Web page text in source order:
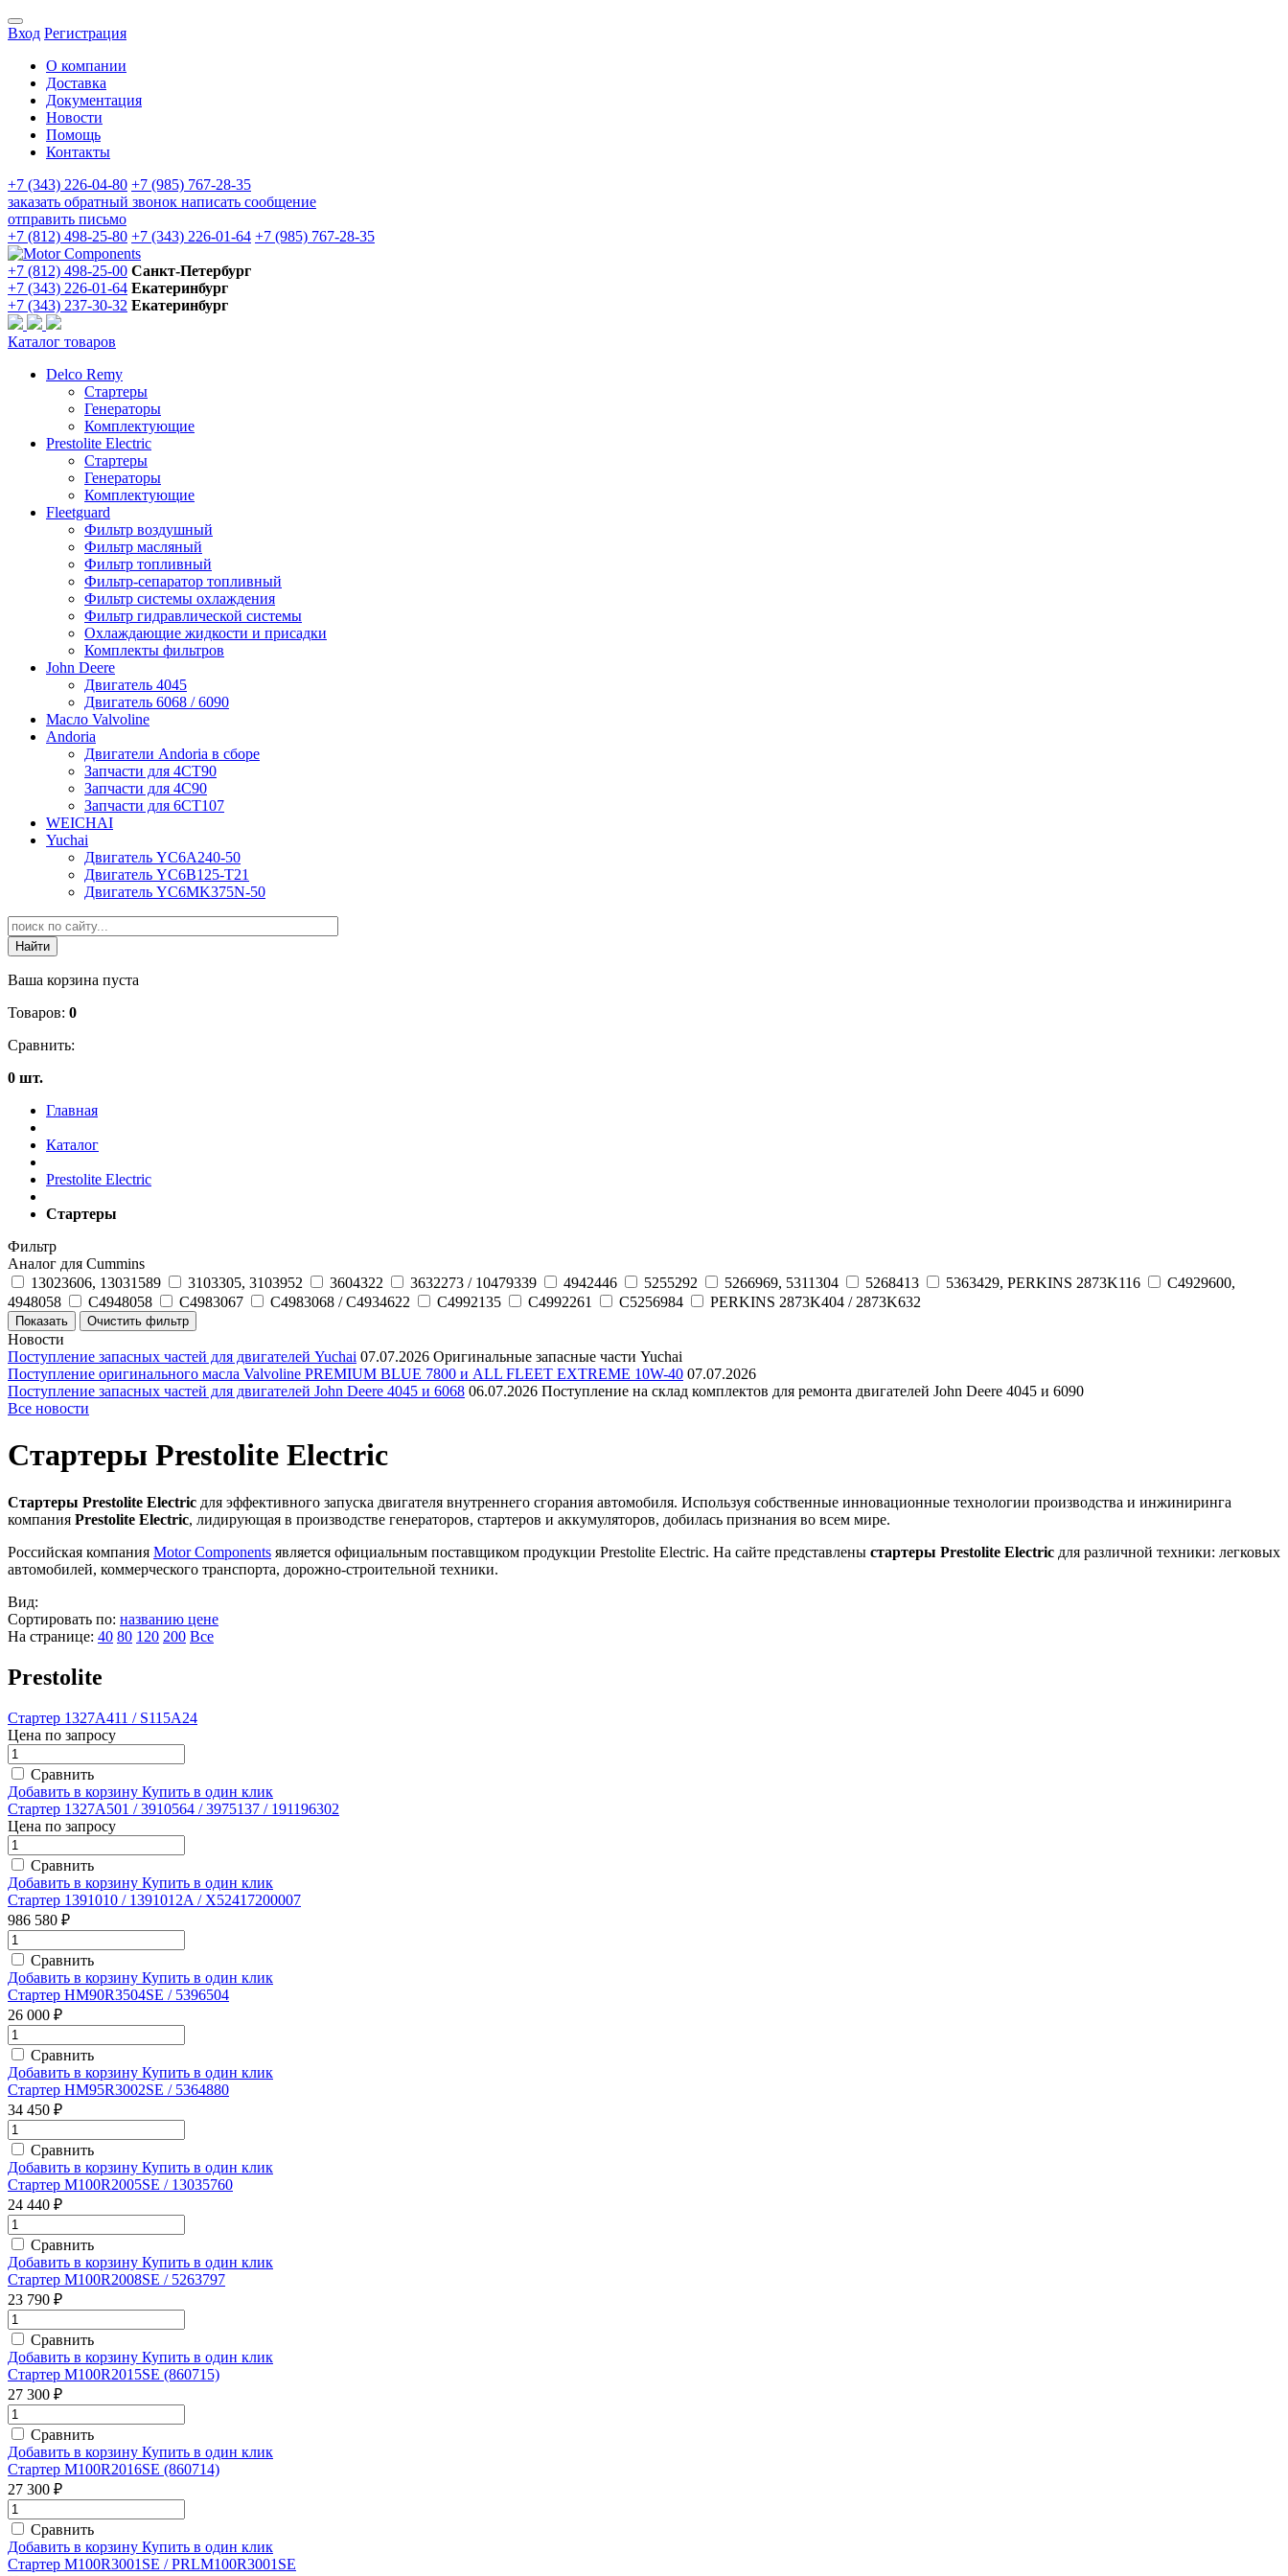
Вход Регистрация
О компании
Доставка
Документация
Новости
Помощь
Контакты
+7 (343) 226-04-80 +7 (985) 767-28-35
заказать обратный звонок написать сообщение
отправить письмо
+7 (812) 498-25-80 +7 (343) 226-01-64 +7 (985) 767-28-35
+7 (812) 498-25-00 Санкт-Петербург
+7 (343) 226-01-64 Екатеринбург
+7 (343) 237-30-32 Екатеринбург
Каталог товаров
Delco Remy
Стартеры
Генераторы
Комплектующие
Prestolite Electric
Стартеры
Генераторы
Комплектующие
Fleetguard
Фильтр воздушный
Фильтр масляный
Фильтр топливный
Фильтр-сепаратор топливный
Фильтр системы охлаждения
Фильтр гидравлической системы
Охлаждающие жидкости и присадки
Комплекты фильтров
John Deere
Двигатель 4045
Двигатель 6068 / 6090
Масло Valvoline
Andoria
Двигатели Andoria в сборе
Запчасти для 4CT90
Запчасти для 4С90
Запчасти для 6CT107
WEICHAI
Yuchai
Двигатель YC6A240-50
Двигатель YC6B125-T21
Двигатель YC6MK375N-50
Ваша корзина пуста
Товаров: 0
Сравнить:
0 шт.
Главная
Каталог
Prestolite Electric
Стартеры
Фильтр
Аналог для Cummins
13023606, 13031589
3103305, 3103952 3604322 3632273 / 10479339 4942446 5255292 5266969, 5311304 5268413 5363429, PERKINS 2873K116
C4929600,
4948058
C4948058 C4983067 C4983068 / C4934622 C4992135 C4992261 C5256984 PERKINS 2873K404 / 2873K632
Новости
Поступление запасных частей для двигателей Yuchai 07.07.2026 Оригинальные запасные части Yuchai
Поступление оригинального масла Valvoline PREMIUM BLUE 7800 и ALL FLEET EXTREME 10W-40 07.07.2026
Поступление запасных частей для двигателей John Deere 4045 и 6068 06.07.2026 Поступление на склад комплектов для ремонта двигателей John Deere 4045 и 6090
Все новости
Стартеры Prestolite Electric
Стартеры Prestolite Electric для эффективного запуска двигателя внутреннего сгорания автомобиля. Используя собственные инновационные технологии производства и инжиниринга
компания Prestolite Electric, лидирующая в производстве генераторов, стартеров и аккумуляторов, добилась признания во всем мире.
Российская компания Motor Components является официальным поставщиком продукции Prestolite Electric. На сайте представлены стартеры Prestolite Electric для различной техники: легковых
автомобилей, коммерческого транспорта, дорожно-строительной техники.
Вид:
Сортировать по: названию цене
На странице: 40 80 120 200 Все
Prestolite
Стартер 1327A411 / S115A24
Цена по запросу
Сравнить
Добавить в корзину Купить в один клик
Стартер 1327A501 / 3910564 / 3975137 / 191196302
Цена по запросу
Сравнить
Добавить в корзину Купить в один клик
Стартер 1391010 / 1391012A / X52417200007
986 580 ₽
Сравнить
Добавить в корзину Купить в один клик
Стартер HM90R3504SE / 5396504
26 000 ₽
Сравнить
Добавить в корзину Купить в один клик
Стартер HM95R3002SE / 5364880
34 450 ₽
Сравнить
Добавить в корзину Купить в один клик
Стартер M100R2005SE / 13035760
24 440 ₽
Сравнить
Добавить в корзину Купить в один клик
Стартер M100R2008SE / 5263797
23 790 ₽
Сравнить
Добавить в корзину Купить в один клик
Стартер M100R2015SE (860715)
27 300 ₽
Сравнить
Добавить в корзину Купить в один клик
Стартер M100R2016SE (860714)
27 300 ₽
Сравнить
Добавить в корзину Купить в один клик
Стартер M100R3001SE / PRLM100R3001SE